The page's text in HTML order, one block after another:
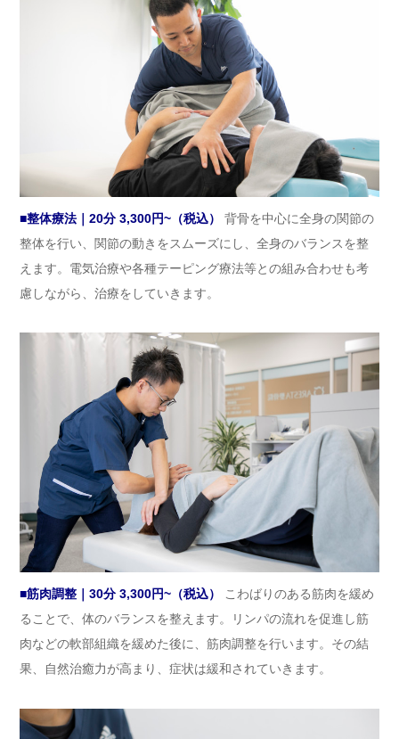
■整体療法｜20分 3,300円~（税込）
背骨を中心に全身の関節の
整体を行い、関節の動きをスムーズにし、全身のバランスを整
えます。電気治療や各種テーピング療法等との組み合わせも考
慮しながら、治療をしていきます。
■筋肉調整｜30分 3,300円~（税込）
こわばりのある筋肉を緩め
ることで、体のバランスを整えます。リンパの流れを促進し筋
肉などの軟部組織を緩めた後に、筋肉調整を行います。その結
果、自然治癒力が高まり、症状は緩和されていきます。